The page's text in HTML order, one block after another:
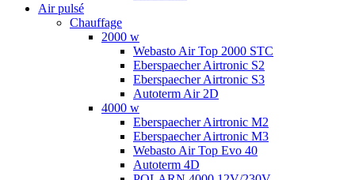
Air pulsé
Chauffage
2000 w
Webasto Air Top 2000 STC
Eberspaecher Airtronic S2
Eberspaecher Airtronic S3
Autoterm Air 2D
4000 w
Eberspaecher Airtronic M2
Eberspaecher Airtronic M3
Webasto Air Top Evo 40
Autoterm 4D